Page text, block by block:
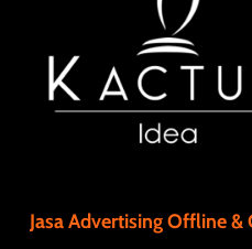
Jasa Advertising Offline &